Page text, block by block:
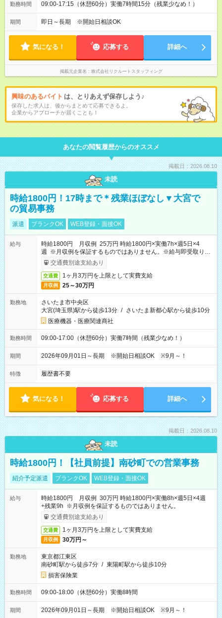
勤務時間 09:00-17:15（休憩60分）実働7時間15分（残業少なめ！）
期間 即日～長期 ※開始日相談OK
気になる！ 応募する 詳細へ
掲載元企業名 株式会社リクルートスタッフィング
興味のあるバイト は、とりあえず保存しよう♪
保存した求人は、後からまとめて応募できるよ。
企業からアプローチが届くことも！
あなたの閲覧履歴からのオススメ
掲載日：2026.08.10
未読
時給1800円！17時まで＊残業ほぼなし▼大宮で
の貿易事務
派遣 ブランクOK WEB登録・面接OK
給与
時給1800円 月収例 25万円 時給1800円×実働7h×週5日×4
週 ※月収例を保証するものではありません。※給与即受取りサ
ービス利用可（利用条件有）
交通費別途支給あり
交通費 1ヶ月3万円を上限として実費支給
月収例 25～30万円
勤務地
さいたま市中央区
大宮(埼玉県)駅から徒歩13分 / さいたま新都心駅から徒歩10分
医療機器・医療関連商社
勤務時間 09:00-17:00（休憩60分）実働7時間（残業少なめ！）
期間 2026年09月01日～長期 ※開始日相談OK ※9月～！
特徴 履歴書不要
気になる！ 応募する 詳細へ
掲載日：2026.08.10
未読
時給1800円！【社員前提】南砂町での営業事務
紹介予定派遣 ブランクOK WEB登録・面接OK
給与
時給1800円 月収例 30万円 時給1800円×実働8h×週5日×4週
+残業9h ※月収例を保証するものではありません。
交通費別途支給あり
交通費 1ヶ月3万円を上限として実費支給
月収例 30万円～
勤務地
東京都江東区
南砂町駅から徒歩7分 / 東陽町駅から徒歩10分
損害保険業
勤務時間 09:00-18:00（休憩60分）実働8時間
期間 2026年09月01日～長期 ※開始日相談OK ※9月～！